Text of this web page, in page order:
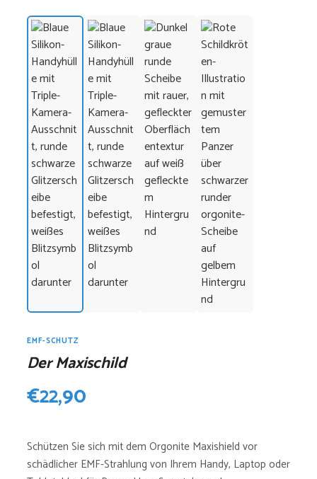
EMF-SCHUTZ
Der Maxischild
€22,90
Schützen Sie sich mit dem Orgonite Maxishield vor
schädlicher EMF-Strahlung von Ihrem Handy, Laptop oder